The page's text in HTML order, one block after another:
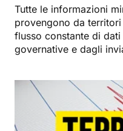
Tutte le informazioni
provengono da
flusso constante di
governative e dagli